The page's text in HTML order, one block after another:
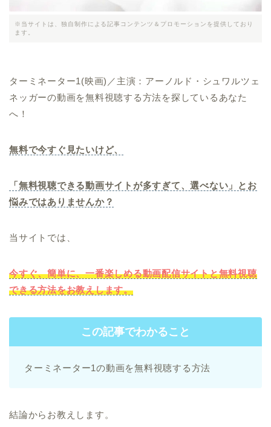
※当サイトは、独自制作による記事コンテンツ＆プロモーションを提供しており
ます。
ターミネーター1(映画)／主演：アーノルド・シュワルツェ
ネッガーの動画を無料視聴する方法を探しているあなた
へ！
無料で今すぐ見たいけど、
「無料視聴できる動画サイトが多すぎて、選べない」とお
悩みではありませんか？
当サイトでは、
今すぐ、簡単に、一番楽しめる動画配信サイトと無料視聴
できる方法をお教えします。
この記事でわかること
ターミネーター1の動画を無料視聴する方法
結論からお教えします。